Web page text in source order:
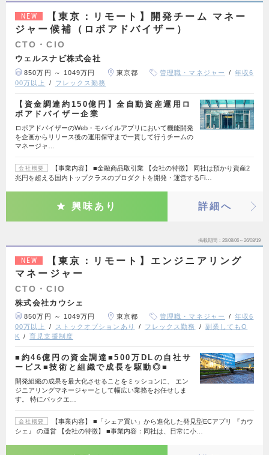
NEW
【東京：リモート】開発チーム マネー
ジャー候補（ロボアドバイザー）
CTO・CIO
ウェルスナビ株式会社
850万円 ～ 1049万円 東京都 管理職・マネジャー
年収6
00万以上
フレックス勤務
【資金調達約150億円】全自動資産運用ロ
ボアドバイザー企業
ロボアドバイザーのWeb・モバイルアプリにおいて機能開発
を企画からリリース後の運用保守まで一貫して行うチームの
マネージャ…
会社概要
【事業内容】 ■金融商品取引業 【会社の特徴】 同社は預かり資産2
兆円を超える国内トップクラスのプロダクトを開発・運営するFi…
興味あり 詳細へ
掲載期間 26/08/06～26/08/19
NEW
【東京：リモート】エンジニアリング
マネージャー
CTO・CIO
株式会社カウシェ
850万円 ～ 1049万円 東京都 管理職・マネジャー
年収6
00万以上
ストックオプションあり フレックス勤務
副業してもO
K
育児支援制度
■約46億円の資金調達■500万DLの自社サ
ービス■技術と組織で成長を駆動◎■
開発組織の成果を最大化させることをミッションに、 エン
ジニアリングマネージャーとして幅広い業務をお任せしま
す。 特にバックエ…
会社概要
【事業内容】 ■「シェア買い」から進化した発見型ECアプリ 『カウ
シェ』 の運営 【会社の特徴】 ■事業内容：同社は、日常に小…